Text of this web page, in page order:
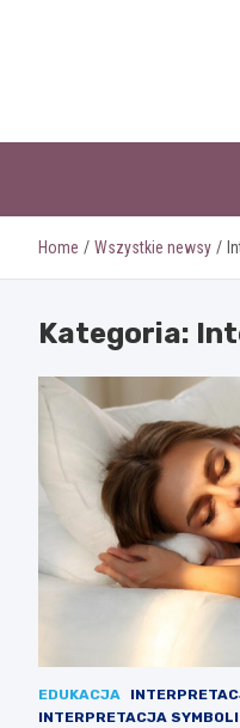
Home Wszystkie newsy
Kategoria:
EDUKACJA
INTERPRETACJA SYMBOLI